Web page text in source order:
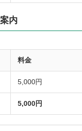
内
料金
5,000円
5,000円